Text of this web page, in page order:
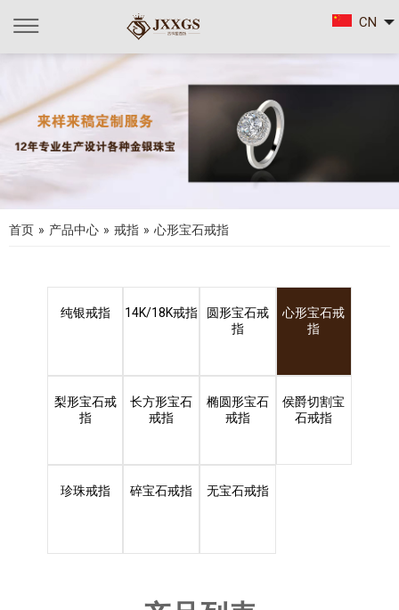
CN
首页 » 产品中心 » 戒指 » 心形宝石戒指
纯银戒指 14K/18K戒指
圆形宝石戒
指
心形宝石戒
指
梨形宝石戒
指
长方形宝石
戒指
椭圆形宝石
戒指
侯爵切割宝
石戒指
珍珠戒指 碎宝石戒指 无宝石戒指